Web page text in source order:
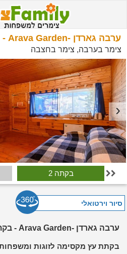
ערבה גארדן -Arava Garden - בקתה 2
צימר בערבה, צימר בחצבה
בקתה 2 
סיור וירטואלי
ערבה גארדן -Arava Garden - בקתה 2
בקתת עץ מקסימה לזוגות ומשפחות עד 5 איש